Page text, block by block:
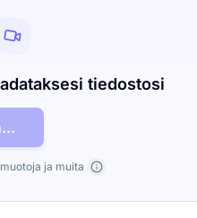
tiedostosi
ja muita